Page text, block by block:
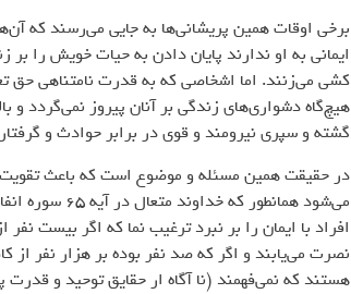
برخی اوقات همین پریشانی‌ها به جایی می‌رسند که
ایمانی به او ندارند پایان دادن به حیات خویش را
کشی می‌زنند. اما اشخاصی که به قدرت نامتناهی حق
هیچ‌گاه دشواری‌های زندگی بر آنان پیروز نمی‌گردد و
گشته و سپری نیرومند و قوی در برابر حوادث و
در حقیقت همین مسئله و موضوع است که باعث تقویت
می‌شود همانطور
افراد با ایمان را بر نبرد ترغیب نما که اگر بیست
نصرت می‌یابند و اگر که صد نفر بوده بر هزار نفر از
هستند که نمی‌فهمند (نا آگاه ار حقایق توحید و قدرت